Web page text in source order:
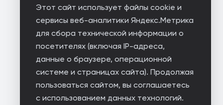
Этот сайт использует файлы cookie и
сервисы веб-аналитики Яндекс.Метрика
для сбора технической информации о
посетителях (включая IP-адреса,
данные о браузере, операционной
системе и страницах сайта). Продолжая
пользоваться сайтом, вы соглашаетесь
с использованием данных технологий.